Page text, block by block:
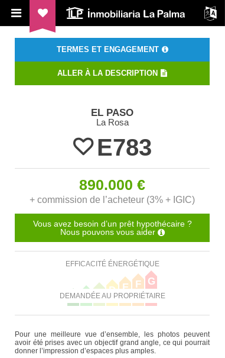
ILP Inmobiliaria La Palma
TERMES ET ENGAGEMENT
ALLER À LA DESCRIPTION
EL PASO
La Rosa
E783
890.000 €
+ commission de l’acheteur (3% + IGIC)
Vous avez besoin d’un prêt hypothécaire ?
Nous pouvons vous aider
EFFICACITÉ ÉNERGÉTIQUE
A B C D E F G
DEMANDÉE AU PROPRIÉTAIRE
Pour une meilleure vue d’ensemble, les photos peuvent
avoir été prises avec un objectif grand angle, ce qui pourrait
donner l’impression d’espaces plus amples.